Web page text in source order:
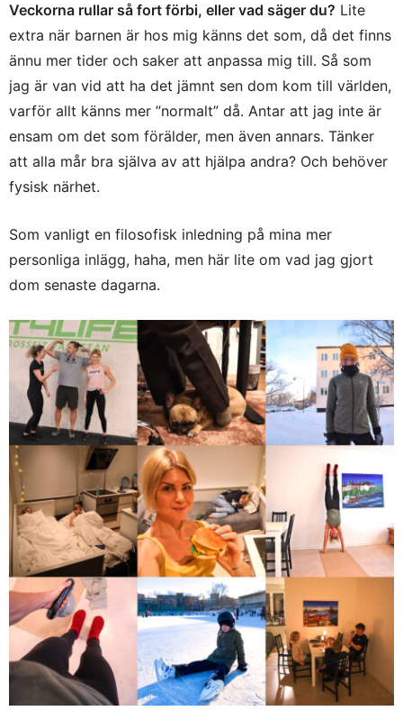
Veckorna rullar så fort förbi, eller vad säger du? Lite
extra när barnen är hos mig känns det som, då det finns
ännu mer tider och saker att anpassa mig till. Så som
jag är van vid att ha det jämnt sen dom kom till världen,
varför allt känns mer ”normalt” då. Antar att jag inte är
ensam om det som förälder, men även annars. Tänker
att alla mår bra själva av att hjälpa andra? Och behöver
fysisk närhet.
Som vanligt en filosofisk inledning på mina mer
personliga inlägg, haha, men här lite om vad jag gjort
dom senaste dagarna.